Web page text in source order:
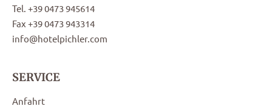
Tel. +39 0473 945614
Fax +39 0473 943314
info@hotelpichler.com
SERVICE
Anfahrt